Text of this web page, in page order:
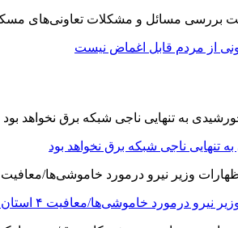
بررسی مسائل و مشکلات تعاونی‌های
از مردم قابل اغماض نیست
تنهایی ناجی شبکه برق نخواهد بود
خاموشی‌ها/معافیت ۴ استان جنوبی درگیر جنگ از قطعی برق